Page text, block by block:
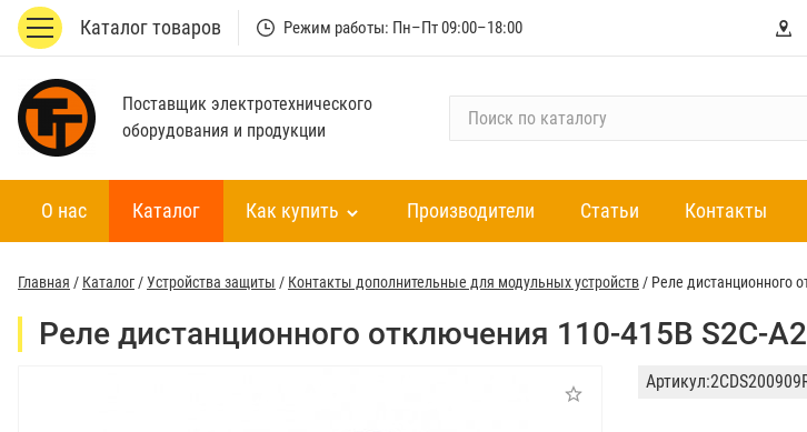
Каталог товаров Режим работы: Пн–Пт 09:00–18:00
Поставщик электротехнического
оборудования и продукции
с
к
п
к
т
О нас Каталог Как купить Производители Статьи Контакты
Главная / Каталог/Устройства защиты / Контакты дополнительные для модульных устройств/ Реле дистанционного
Реле дистанционного отключения 110-415В S2C-
Артикул: